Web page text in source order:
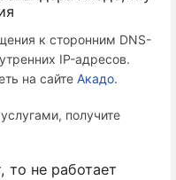
к сторонним DNS-
IP-адресов.
на сайте Акадо.
получите
то не работает